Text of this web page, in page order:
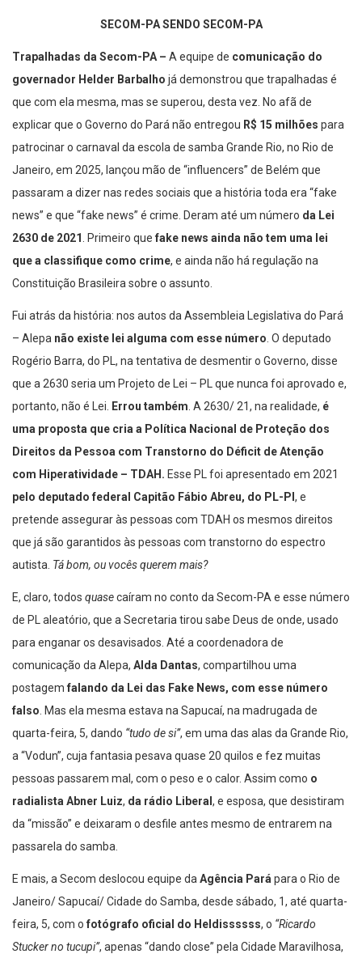
SECOM-PA SENDO SECOM-PA
Trapalhadas da Secom-PA – A equipe de comunicação do
governador Helder Barbalho já demonstrou que trapalhadas é
que com ela mesma, mas se superou, desta vez. No afã de
explicar que o Governo do Pará não entregou R$ 15 milhões para
patrocinar o carnaval da escola de samba Grande Rio, no Rio de
Janeiro, em 2025, lançou mão de “influencers” de Belém que
passaram a dizer nas redes sociais que a história toda era “fake
news” e que “fake news” é crime. Deram até um número da Lei
2630 de 2021
. Primeiro que fake news ainda não tem uma lei
que a classifique como crime, e ainda não há regulação na
Constituição Brasileira sobre o assunto.
Fui atrás da história: nos autos da Assembleia Legislativa do Pará
– Alepa não existe lei alguma com esse número . O deputado
Rogério Barra, do PL, na tentativa de desmentir o Governo, disse
que a 2630 seria um Projeto de Lei – PL que nunca foi aprovado e,
portanto, não é Lei.
Errou também . A 2630/ 21, na realidade, é
uma proposta que cria a Política Nacional de Proteção dos
Direitos da Pessoa com Transtorno do Déficit de Atenção
com Hiperatividade – TDAH. Esse PL foi apresentado em 2021
pelo deputado federal Capitão Fábio Abreu, do PL-PI , e
pretende assegurar às pessoas com TDAH os mesmos direitos
que já são garantidos às pessoas com transtorno do espectro
autista. Tá bom, ou vocês querem mais?
E, claro, todos quasecaíram no conto da Secom-PA e esse número
de PL aleatório, que a Secretaria tirou sabe Deus de onde, usado
para enganar os desavisados. Até a coordenadora de
comunicação da Alepa, Alda Dantas, compartilhou uma
postagem falando da Lei das Fake News, com esse número
falso . Mas ela mesma estava na Sapucaí, na madrugada de
quarta-feira, 5, dando “tudo de si”, em uma das alas da Grande Rio,
a “Vodun”, cuja fantasia pesava quase 20 quilos e fez muitas
pessoas passarem mal, com o peso e o calor. Assim como o
radialista Abner Luiz, da rádio Liberal , e esposa, que desistiram
da “missão” e deixaram o desfile antes mesmo de entrarem na
passarela do samba.
E mais, a Secom deslocou equipe da Agência Pará para o Rio de
Janeiro/ Sapucaí/ Cidade do Samba, desde sábado, 1, até quarta-
feira, 5, com o fotógrafo oficial do Heldissssss, o “Ricardo
Stucker no tucupi”, apenas “dando close” pela Cidade Maravilhosa,